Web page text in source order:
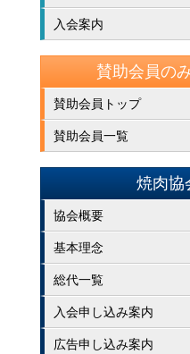
入会案内
賛助会員の
賛助会員トップ
賛助会員一覧
焼肉協
協会概要
基本理念
総代一覧
入会申し込み案内
広告申し込み案内